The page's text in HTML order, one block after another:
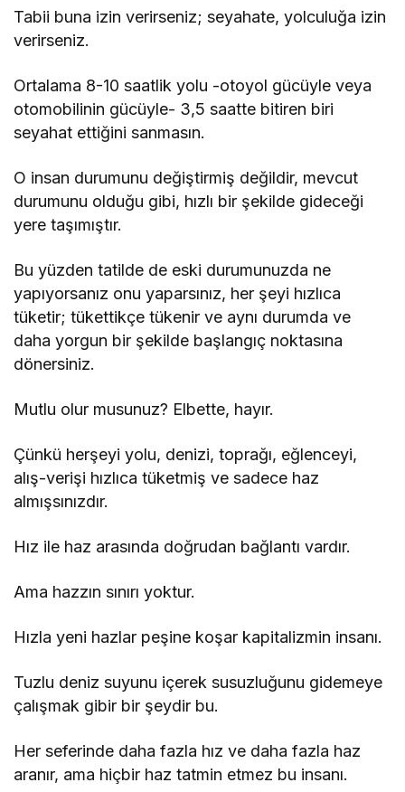
Tabii buna izin verirseniz; seyahate, yolculuğa izin
verirseniz.
Ortalama 8-10 saatlik yolu -otoyol gücüyle veya
otomobilinin gücüyle- 3,5 saatte bitiren biri
seyahat ettiğini sanmasın.
O insan durumunu değiştirmiş değildir, mevcut
durumunu olduğu gibi, hızlı bir şekilde gideceği
yere taşımıştır.
Bu yüzden tatilde de eski durumunuzda ne
yapıyorsanız onu yaparsınız, her şeyi hızlıca
tüketir; tükettikçe tükenir ve aynı durumda ve
daha yorgun bir şekilde başlangıç noktasına
dönersiniz.
Mutlu olur musunuz? Elbette, hayır.
Çünkü herşeyi yolu, denizi, toprağı, eğlenceyi,
alış-verişi hızlıca tüketmiş ve sadece haz
almışsınızdır.
Hız ile haz arasında doğrudan bağlantı vardır.
Ama hazzın sınırı yoktur.
Hızla yeni hazlar peşine koşar kapitalizmin insanı.
Tuzlu deniz suyunu içerek susuzluğunu gidemeye
çalışmak gibir bir şeydir bu.
Her seferinde daha fazla hız ve daha fazla haz
aranır, ama hiçbir haz tatmin etmez bu insanı.